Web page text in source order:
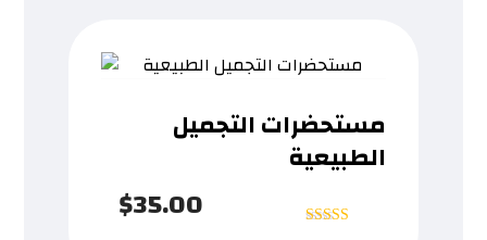
مستحضرات التجميل
الطبيعية
$35.00